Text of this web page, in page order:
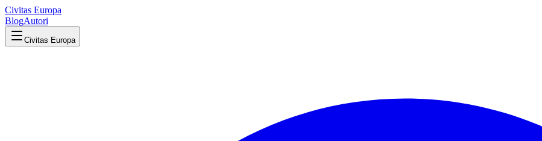
Civitas Europa
BlogAutori
Civitas Europa